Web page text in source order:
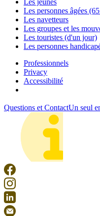
Les jeunes
Les personnes âgées
Les navetteurs
Les groupes et les
Les touristes (d'un jour)
Les personnes
Professionnels
Privacy
Accessibilité
Questions et ContactUn seul